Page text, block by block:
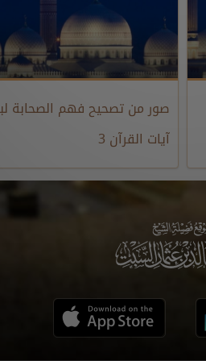
صور من تصحيح فهم الصحابة
آيات القرآن 3